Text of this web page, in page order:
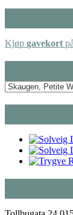
Kjøp gavekort